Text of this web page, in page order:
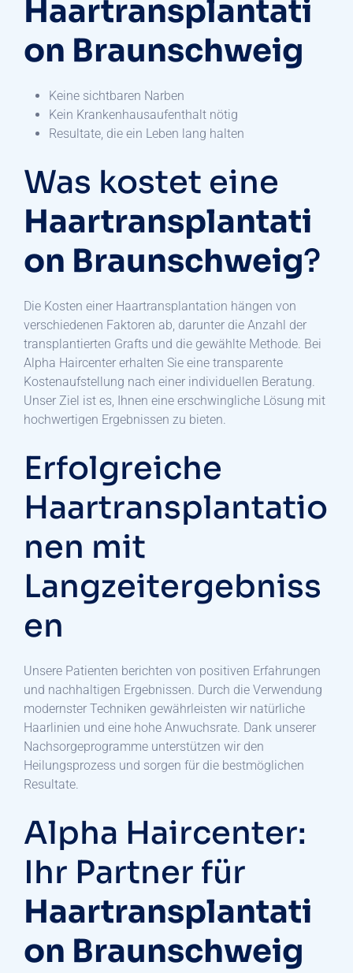
Haartransplantati
on Braunschweig
Keine sichtbaren Narben
Kein Krankenhausaufenthalt nötig
Resultate, die ein Leben lang halten
Was kostet eine
Haartransplantati
on Braunschweig?
Die Kosten einer Haartransplantation hängen von
verschiedenen Faktoren ab, darunter die Anzahl der
transplantierten Grafts und die gewählte Methode. Bei
Alpha Haircenter erhalten Sie eine transparente
Kostenaufstellung nach einer individuellen Beratung.
Unser Ziel ist es, Ihnen eine erschwingliche Lösung mit
hochwertigen Ergebnissen zu bieten.
Erfolgreiche
Haartransplantatio
nen mit
Langzeitergebniss
en
Unsere Patienten berichten von positiven Erfahrungen
und nachhaltigen Ergebnissen. Durch die Verwendung
modernster Techniken gewährleisten wir natürliche
Haarlinien und eine hohe Anwuchsrate. Dank unserer
Nachsorgeprogramme unterstützen wir den
Heilungsprozess und sorgen für die bestmöglichen
Resultate.
Alpha Haircenter:
Ihr Partner für
Haartransplantati
on Braunschweig